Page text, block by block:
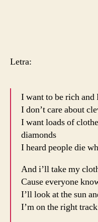
Letra:
I want to be rich
I don’t care about
I want loads of
diamonds
I heard people die
And i’ll take my
Cause everyone
I’ll look at the sun
I’m on the right